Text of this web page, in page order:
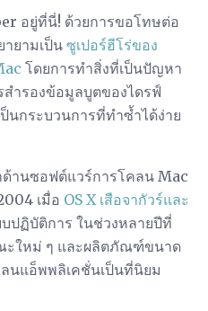
อยู่ที่นี่! ด้วยการขอโทษต่อ
ยามเป็น ซูเปอร์ฮีโร่ของ
โดยการทำสิ่งที่เป็นปัญหา
ำรองข้อมูลบูตของไดรฟ์
นกระบวนการที่ทำซ้ำได้ง่าย
านซอฟต์แวร์การโคลน Mac
เมื่อ OS X เสือจากัวร์และ
ปฏิบัติการ ในช่วงหลายปีที่
ใหม่ ๆ และผลิตภัณฑ์ขนาด
นแอ็พพลิเคชั่นเป็นที่นิยม